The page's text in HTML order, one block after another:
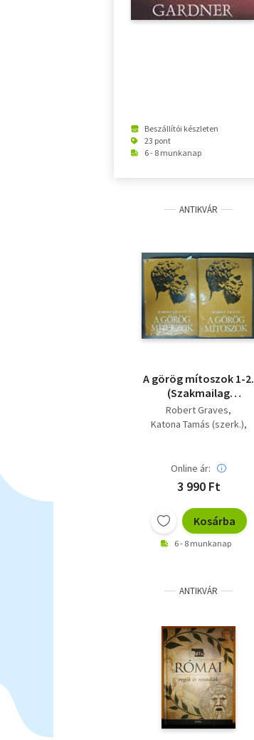
Beszállítói készleten
23 pont
6 - 8 munkanap
ANTIKVÁR
A görög mítoszok 1-2.
(Szakmailag
ellenőrizte Falusi
Róbert)
Robert Graves
Katona Tamás (szerk.)
Szíjgyártó László (ford.)
Online ár:
3 990 Ft
Kosárba
6 - 8 munkanap
ANTIKVÁR